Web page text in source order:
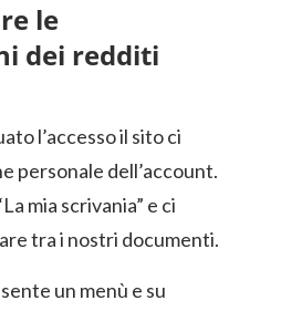
le
dei redditi
l’accesso il sito ci
personale dell’account.
mia scrivania” e ci
tra i nostri documenti.
un menù e su